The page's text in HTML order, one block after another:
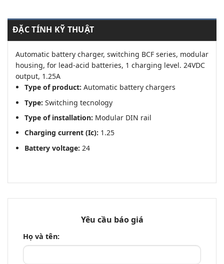
ĐẶC TÍNH KỸ THUẬT
Automatic battery charger, switching BCF series, modular
housing, for lead-acid batteries, 1 charging level. 24VDC
output, 1.25A
Type of product: Automatic battery chargers
Type: Switching tecnology
Type of installation: Modular DIN rail
Charging current (Ic): 1.25
Battery voltage: 24
Yêu cầu báo giá
Họ và tên: